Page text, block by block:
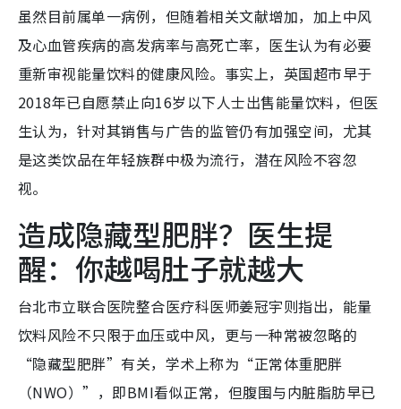
虽然目前属单一病例，但随着相关文献增加，加上中风
及心血管疾病的高发病率与高死亡率，医生认为有必要
重新审视能量饮料的健康风险。事实上，英国超市早于
2018年已自愿禁止向16岁以下人士出售能量饮料，但医
生认为，针对其销售与广告的监管仍有加强空间，尤其
是这类饮品在年轻族群中极为流行，潜在风险不容忽
视。
造成隐藏型肥胖？医生提
醒：你越喝肚子就越大
台北市立联合医院整合医疗科医师姜冠宇则指出，能量
饮料风险不只限于血压或中风，更与一种常被忽略的
“隐藏型肥胖”有关，学术上称为“正常体重肥胖
（NWO）”，即BMI看似正常，但腹围与内脏脂肪早已